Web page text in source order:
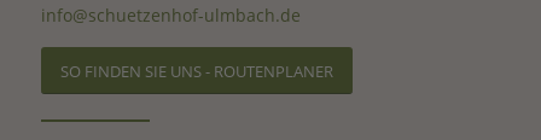
info@schuetzenhof-ulmbach.de
SO FINDEN SIE UNS - ROUTENPLANER